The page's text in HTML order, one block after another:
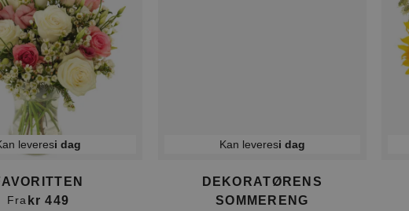
leveresi dag
Fra kr 449
Kan leveresi dag
DEKORATØRENS
SOMMERENG